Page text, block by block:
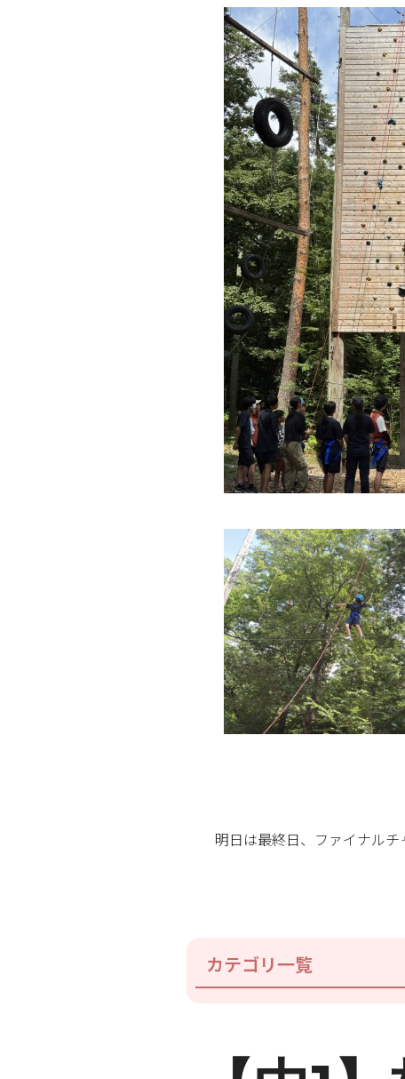
明日は最終日、ファイナルチ
カテゴリ一覧